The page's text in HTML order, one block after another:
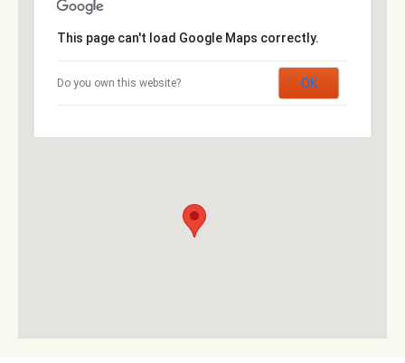
This page can't load Google Maps correctly.
Do you own this website? OK